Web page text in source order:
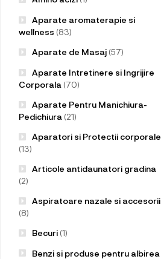
Aparate aromaterapie si
wellness (83)
Aparate de Masaj(57)
Aparate Intretinere si Ingrijire
Corporala (70)
Aparate Pentru Manichiura-
Pedichiura (21)
Aparatori si Protectii corporale
(13)
Articole antidaunatori gradina
(2)
Aspiratoare nazale si accesorii
(8)
Becuri(1)
Benzi si produse pentru albirea